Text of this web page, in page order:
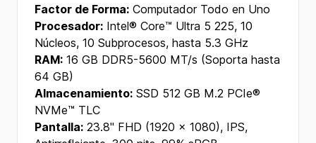
Factor de Forma: Computador Todo en Uno
Procesador: Intel® Core™ Ultra 5 225, 10
Núcleos, 10 Subprocesos, hasta 5.3 GHz
RAM: 16 GB DDR5-5600 MT/s (Soporta hasta
64 GB)
Almacenamiento: SSD 512 GB M.2 PCIe®
NVMe™ TLC
Pantalla: 23.8'' FHD (1920 x 1080), IPS,